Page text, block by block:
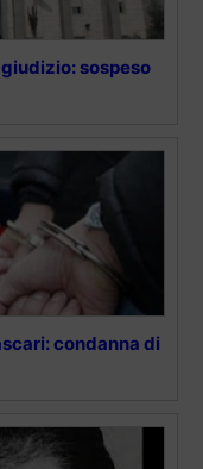
sospeso
condanna di